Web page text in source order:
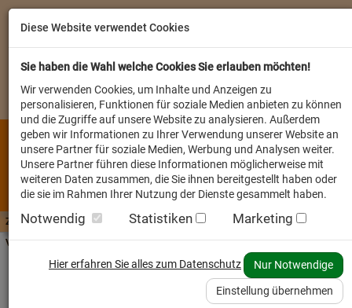
Zutaten A-Z Futterwissen mit Vorrat SPAREN AllesFinder
Service FAQ
Verkäufer vor Ort
Startseite Heimtier Hund Nassfutter
Diese Website verwendet Cookies
Sie haben die Wahl welche Cookies Sie erlauben möchten!
Wir verwenden Cookies, um Inhalte und Anzeigen zu
personalisieren, Funktionen für soziale Medien anbieten zu können
und die Zugriffe auf unsere Website zu analysieren. Außerdem
geben wir Informationen zu Ihrer Verwendung unserer Website an
unsere Partner für soziale Medien, Werbung und Analysen weiter.
Unsere Partner führen diese Informationen möglicherweise mit
weiteren Daten zusammen, die Sie ihnen bereitgestellt haben oder
die sie im Rahmen Ihrer Nutzung der Dienste gesammelt haben.
Notwendig Statistiken Marketing
Hier erfahren Sie alles zum Datenschutz Nur Notwendige
Einstellung übernehmen